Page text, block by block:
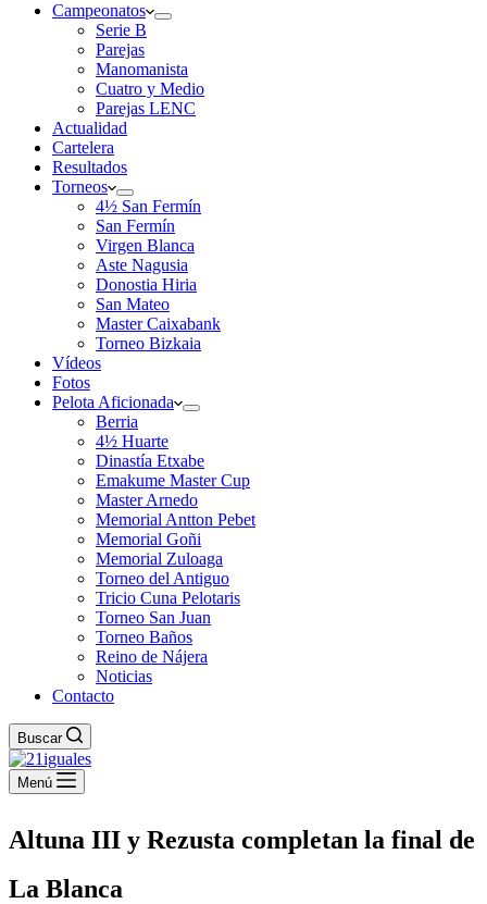
Campeonatos
Serie B
Parejas
Manomanista
Cuatro y Medio
Parejas LENC
Actualidad
Cartelera
Resultados
Torneos
4½ San Fermín
San Fermín
Virgen Blanca
Aste Nagusia
Donostia Hiria
San Mateo
Master Caixabank
Torneo Bizkaia
Vídeos
Fotos
Pelota Aficionada
Berria
4½ Huarte
Dinastía Etxabe
Emakume Master Cup
Master Arnedo
Memorial Antton Pebet
Memorial Goñi
Memorial Zuloaga
Torneo del Antiguo
Tricio Cuna Pelotaris
Torneo San Juan
Torneo Baños
Reino de Nájera
Noticias
Contacto
Buscar
Menú
Altuna III y Rezusta completan la final de
La Blanca